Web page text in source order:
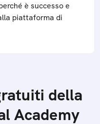
è successo e
piattaforma di
della
Academy